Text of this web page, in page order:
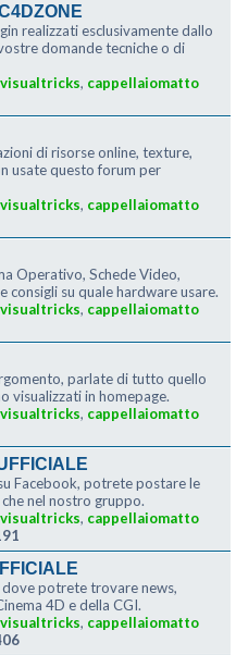
realizzati esclusivamente dallo
domande tecniche o di
visualtricks, cappellaiomatto
di risorse online, texture,
usate questo forum per
visualtricks, cappellaiomatto
Operativo, Schede Video,
consigli su quale hardware usare.
visualtricks, cappellaiomatto
parlate di tutto quello
visualizzati in homepage.
visualtricks, cappellaiomatto
Facebook, potrete postare le
nel nostro gruppo.
visualtricks, cappellaiomatto
potrete trovare news,
4D e della CGI.
visualtricks, cappellaiomatto